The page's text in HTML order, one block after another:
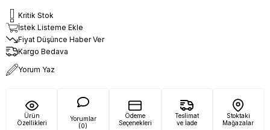
Kritik Stok
İstek Listeme Ekle
Fiyat Düşünce Haber Ver
Kargo Bedava
Yorum Yaz
Ürün
Özellikleri
Yorumlar
(0)
Ödeme
Seçenekleri
Teslimat
ve İade
Stoktaki
Mağazalar